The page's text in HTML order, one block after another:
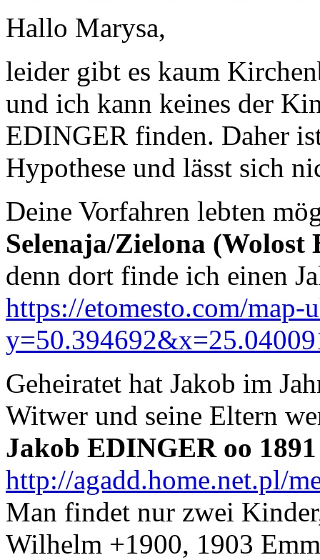
Hallo Marysa,
leider gibt es kaum
und ich kann keines der
EDINGER finden. Daher
Hypothese und lässt sich
Deine Vorfahren lebten
Selenaja/Zielona (Wolost
denn dort finde ich einen
https://etomesto.com/map-
Geheiratet hat Jakob im
Witwer und seine Eltern
Jakob EDINGER oo
http://agadd.home.net.pl/
Man findet nur zwei
Wilhelm +1900, 1903